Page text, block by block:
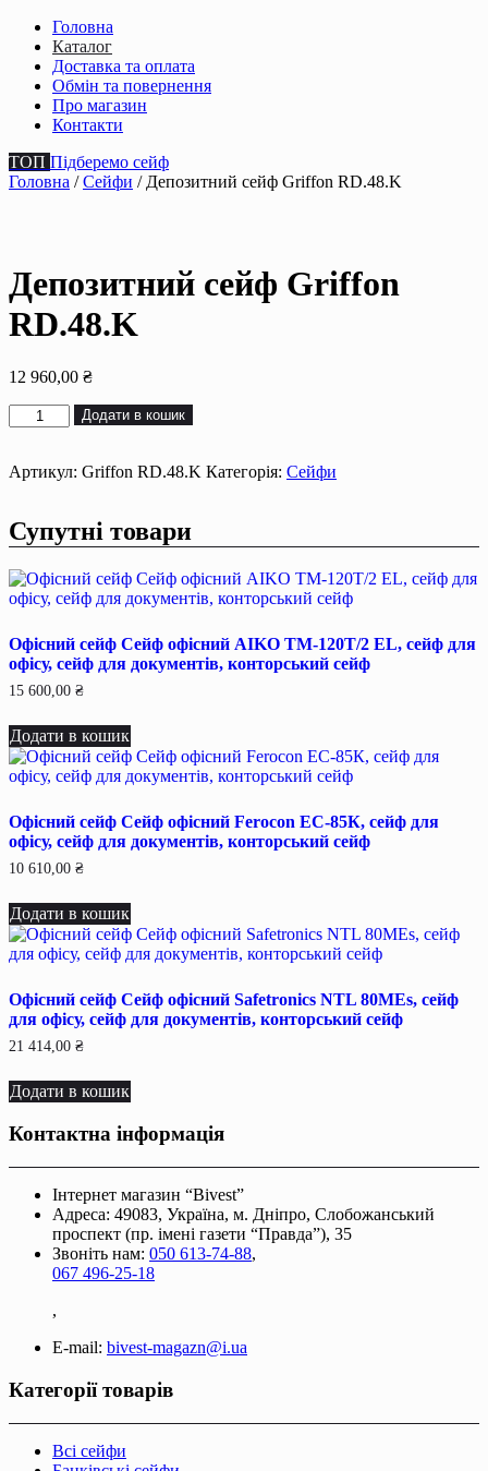
Головна
Каталог
Доставка та оплата
Обмін та повернення
Про магазин
Контакти
ТОП Підберемо сейф
Головна /Сейфи / Депозитний сейф Griffon RD.48.K
Депозитний сейф Griffon
RD.48.K
12 960,00 ₴
Депозитний
сейф
RD.48.K
Додати в кошик
Артикул: Griffon RD.48.K Категорія: Сейфи
Супутні товари
Офісний сейф Сейф офiсний AIKO TM-120T/2 EL, сейф для
офiсу, сейф для документiв, конторський сейф
15 600,00 ₴
Додати в кошик
Офісний сейф Сейф офiсний Ferocon ЕС-85К, сейф для
офiсу, сейф для документiв, конторський сейф
10 610,00 ₴
Додати в кошик
Офісний сейф Сейф офiсний Safetronics NTL 80MEs, сейф
для офiсу, сейф для документiв, конторський сейф
21 414,00 ₴
Додати в кошик
Контактна інформація
Інтернет магазин “Bivest”
Адреса: 49083, Україна, м. Дніпро, Слобожанський
проспект (пр. імені газети “Правда”), 35
Звоніть нам: 050 613-74-88,
067 496-25-18
,
E-mail: bivest-magazn@i.ua
Категорії товарів
Всі сейфи